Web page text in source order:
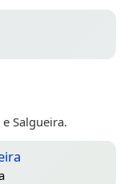
Salgueira.